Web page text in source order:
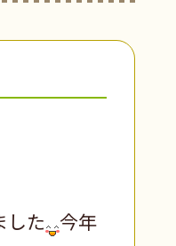
した
今年